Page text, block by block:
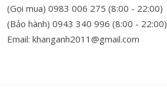
(Gọi mua) 0983 006 275 (8:00 - 22:00)
(Bảo hành) 0943 340 996 (8:00 - 22:00)
Email: khanganh2011@gmail.com